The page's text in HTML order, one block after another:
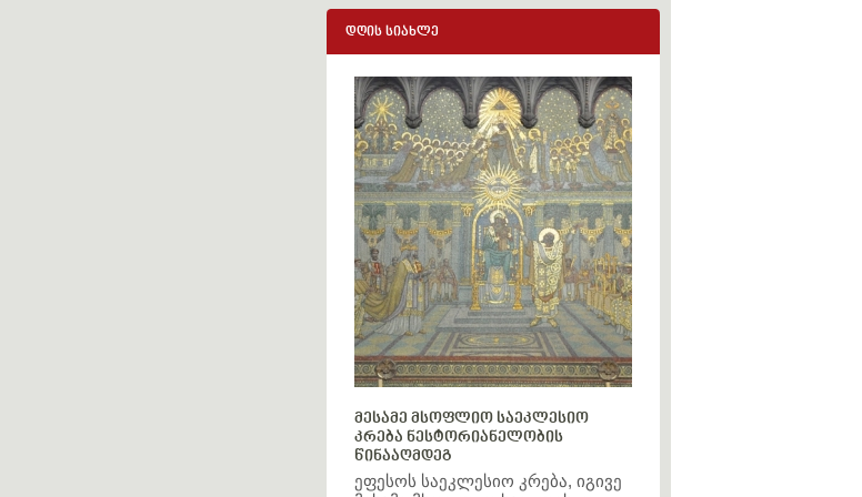
დღის სიახლე
მესამე მსოფლიო საეკლესიო
კრება ნესტორიანელობის
წინააღმდეგ
ეფესოს საეკლესიო კრება, იგივე